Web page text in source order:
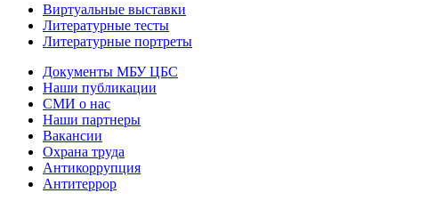
Виртуальные выставки
Литературные тесты
Литературные портреты
Документы МБУ ЦБС
Наши публикации
СМИ о нас
Наши партнеры
Вакансии
Охрана труда
Антикоррупция
Антитеррор